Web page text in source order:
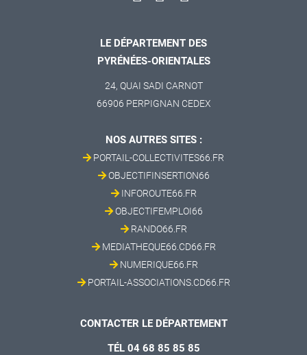
LE DÉPARTEMENT DES
PYRÉNÉES-ORIENTALES
24, QUAI SADI CARNOT
66906 PERPIGNAN CEDEX
NOS AUTRES SITES :
PORTAIL-COLLECTIVITES66.FR
OBJECTIFINSERTION66
INFOROUTE66.FR
OBJECTIFEMPLOI66
RANDO66.FR
MEDIATHEQUE66.CD66.FR
NUMERIQUE66.FR
PORTAIL-ASSOCIATIONS.CD66.FR
CONTACTER LE DÉPARTEMENT
TÉL 04 68 85 85 85